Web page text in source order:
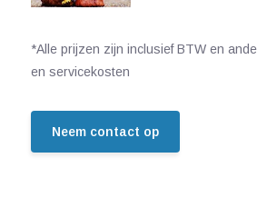
*Alle prijzen zijn inclusief BTW en
en servicekosten
Neem contact op